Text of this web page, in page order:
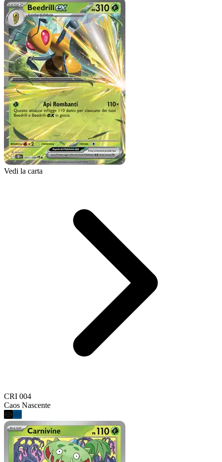
Vedi la carta
CRI 004
Caos Nascente